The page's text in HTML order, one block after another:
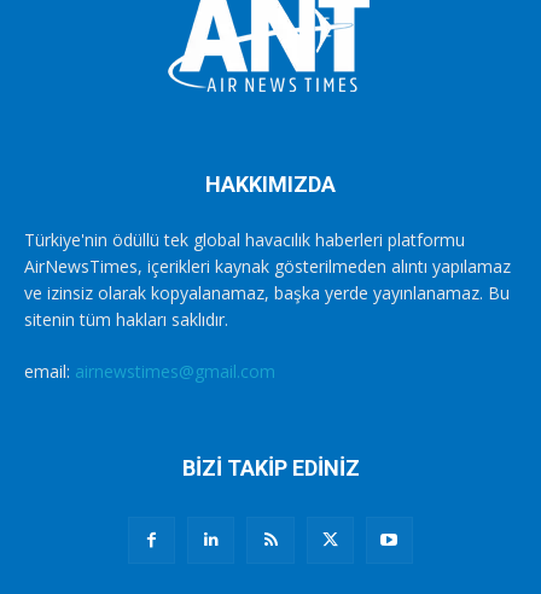
HAKKIMIZDA
Türkiye'nin ödüllü tek global havacılık haberleri platformu
AirNewsTimes, içerikleri kaynak gösterilmeden alıntı yapılamaz
ve izinsiz olarak kopyalanamaz, başka yerde yayınlanamaz. Bu
sitenin tüm hakları saklıdır.
email: airnewstimes@gmail.com
BİZİ TAKİP EDİNİZ